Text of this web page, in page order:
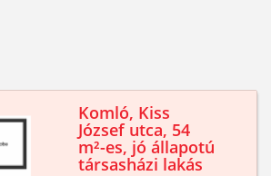
Komló, Kiss
József utca, 54
m²-es, jó állapotú
társasházi lakás